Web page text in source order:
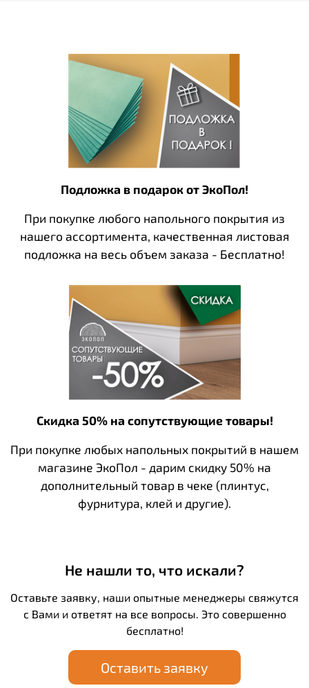
Подложка в подарок от ЭкоПол!
При покупке любого напольного покрытия из
нашего ассортимента, качественная листовая
подложка на весь объем заказа - Бесплатно!
Скидка 50% на сопутствующие товары!
При покупке любых напольных покрытий в нашем
магазине ЭкоПол - дарим скидку 50% на
дополнительный товар в чеке (плинтус,
фурнитура, клей и другие).
Не нашли то, что искали?
Оставьте заявку, наши опытные менеджеры свяжутся
с Вами и ответят на все вопросы. Это совершенно
бесплатно!
Оставить заявку